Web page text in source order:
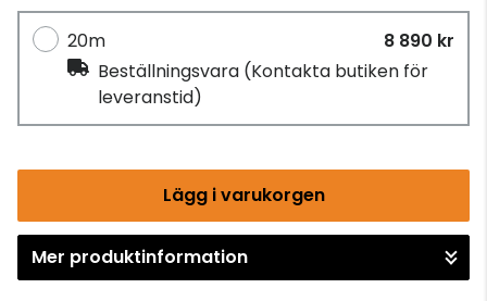
20m
8 890 kr
Beställningsvara (Kontakta butiken för
leveranstid)
Lägg i varukorgen
Gå till kassan
Mer produktinformation